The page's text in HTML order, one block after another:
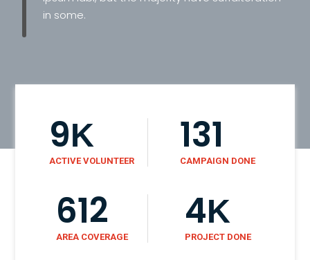
in some.
9K
ACTIVE VOLUNTEER
131
CAMPAIGN DONE
612
AREA COVERAGE
4K
PROJECT DONE